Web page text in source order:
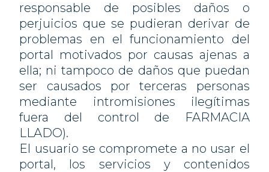
responsable de posibles daños o
perjuicios que se pudieran derivar de
problemas en el funcionamiento del
portal motivados por causas ajenas a
ella; ni tampoco de daños que puedan
ser causados ​​por terceras personas
mediante intromisiones ilegítimas
fuera del control de FARMACIA
LLADO).
El usuario se compromete a no usar el
portal, los servicios y contenidos